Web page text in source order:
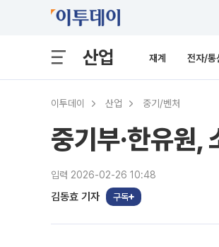
산업 재계 전자/
이투데이 산업 중기/벤처
중기부·한유원,
입력 2026-02-26 10:48
김동효 기자 구독